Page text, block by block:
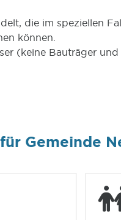
die im speziellen
können.
(keine Bauträger
Gemeinde